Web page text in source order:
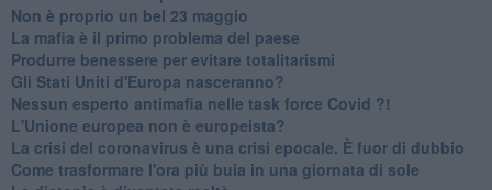
Non è proprio un bel 23 maggio
La mafia è il primo problema del paese
Produrre benessere per evitare totalitarismi
Gli Stati Uniti d'Europa nasceranno?
Nessun esperto antimafia nelle task force Covid ?!
L'Unione europea non è europeista?
La crisi del coronavirus è una crisi epocale. È fuor di dubbio
Come trasformare l'ora più buia in una giornata di sole